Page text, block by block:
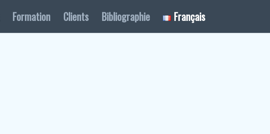
Formation Clients Bibliographie Français